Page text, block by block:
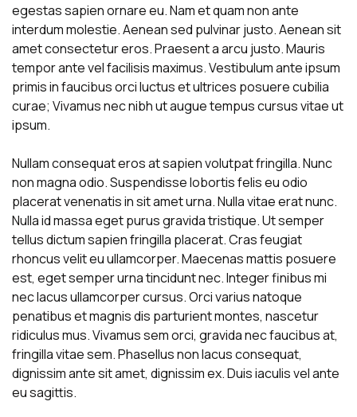
egestas sapien ornare eu. Nam et quam non ante
interdum molestie. Aenean sed pulvinar justo. Aenean sit
amet consectetur eros. Praesent a arcu justo. Mauris
tempor ante vel facilisis maximus. Vestibulum ante ipsum
primis in faucibus orci luctus et ultrices posuere cubilia
curae; Vivamus nec nibh ut augue tempus cursus vitae ut
ipsum.
Nullam consequat eros at sapien volutpat fringilla. Nunc
non magna odio. Suspendisse lobortis felis eu odio
placerat venenatis in sit amet urna. Nulla vitae erat nunc.
Nulla id massa eget purus gravida tristique. Ut semper
tellus dictum sapien fringilla placerat. Cras feugiat
rhoncus velit eu ullamcorper. Maecenas mattis posuere
est, eget semper urna tincidunt nec. Integer finibus mi
nec lacus ullamcorper cursus. Orci varius natoque
penatibus et magnis dis parturient montes, nascetur
ridiculus mus. Vivamus sem orci, gravida nec faucibus at,
fringilla vitae sem. Phasellus non lacus consequat,
dignissim ante sit amet, dignissim ex. Duis iaculis vel ante
eu sagittis.